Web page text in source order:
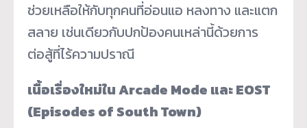
ช่วยเหลือให้กับทุกคนที่อ่อนแอ หลงทาง และแตก
สลาย เช่นเดียวกับปกป้องคนเหล่านี้ด้วยการ
ต่อสู้ที่ไร้ความปราณี
เนื้อเรื่องใหม่ใน Arcade Mode และ EOST
(Episodes of South Town)